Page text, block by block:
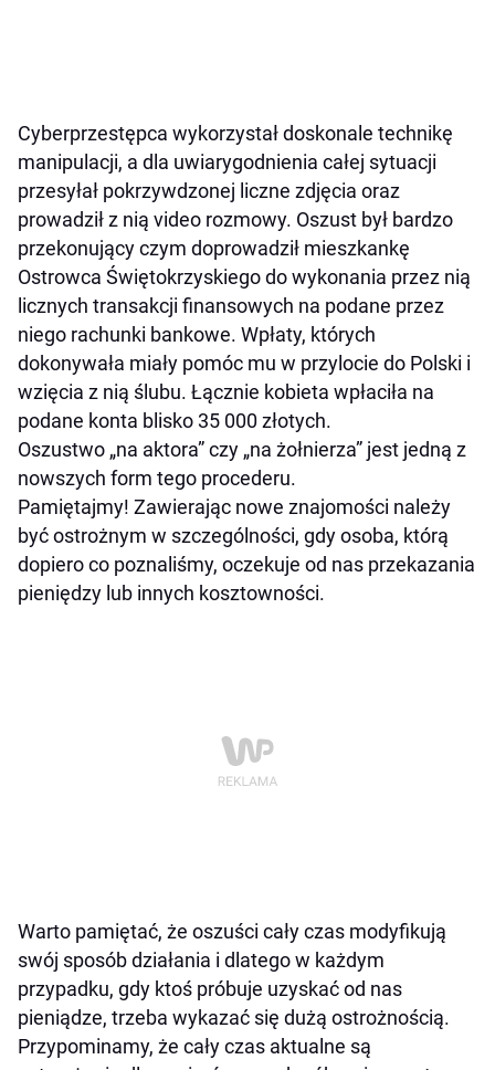
Cyberprzestępca wykorzystał doskonale technikę
manipulacji, a dla uwiarygodnienia całej sytuacji
przesyłał pokrzywdzonej liczne zdjęcia oraz
prowadził z nią video rozmowy. Oszust był bardzo
przekonujący czym doprowadził mieszkankę
Ostrowca Świętokrzyskiego do wykonania przez nią
licznych transakcji finansowych na podane przez
niego rachunki bankowe. Wpłaty, których
dokonywała miały pomóc mu w przylocie do Polski i
wzięcia z nią ślubu. Łącznie kobieta wpłaciła na
podane konta blisko 35 000 złotych.
Oszustwo „na aktora” czy „na żołnierza” jest jedną z
nowszych form tego procederu.
Pamiętajmy! Zawierając nowe znajomości należy
być ostrożnym w szczególności, gdy osoba, którą
dopiero co poznaliśmy, oczekuje od nas przekazania
pieniędzy lub innych kosztowności.
Warto pamiętać, że oszuści cały czas modyfikują
swój sposób działania i dlatego w każdym
przypadku, gdy ktoś próbuje uzyskać od nas
pieniądze, trzeba wykazać się dużą ostrożnością.
Przypominamy, że cały czas aktualne są